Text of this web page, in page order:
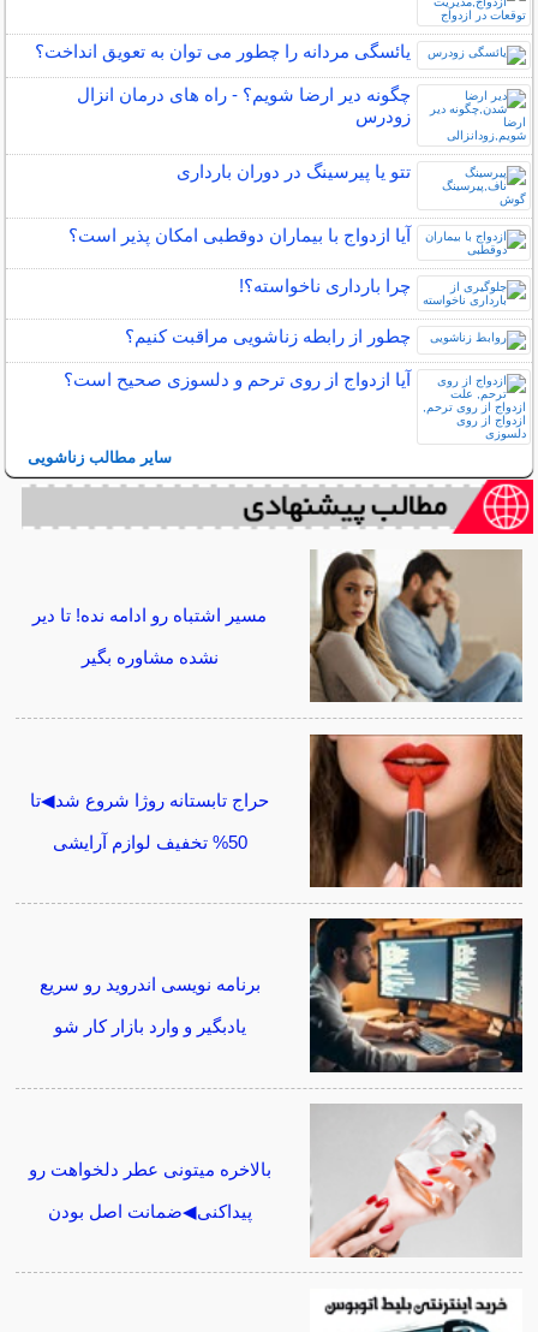
یائسگی مردانه را چطور می توان به تعویق انداخت؟
چگونه دیر ارضا شویم؟ - راه های درمان انزال
زودرس
تتو یا پیرسینگ در دوران بارداری
آیا ازدواج با بیماران دوقطبی امکان پذیر است؟
چرا بارداری ناخواسته؟!
چطور از رابطه زناشویی مراقبت کنیم؟
آیا ازدواج از روی ترحم و دلسوزی صحیح است؟
سایر مطالب زناشویی
مسیر اشتباه رو ادامه نده! تا دیر
نشده مشاوره بگیر
حراج تابستانه روژا شروع شد◀تا
50% تخفیف لوازم آرایشی
برنامه نویسی اندروید رو سریع
یادبگیر و وارد بازار کار شو
بالاخره میتونی عطر دلخواهت رو
پیداکنی◀ضمانت اصل بودن